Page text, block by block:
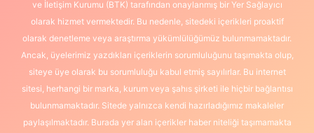
ve İletişim Kurumu (BTK) tarafından onaylanmış bir Yer Sağlayıcı
olarak hizmet vermektedir. Bu nedenle, sitedeki içerikleri proaktif
olarak denetleme veya araştırma yükümlülüğümüz bulunmamaktadır.
Ancak, üyelerimiz yazdıkları içeriklerin sorumluluğunu taşımakta olup,
siteye üye olarak bu sorumluluğu kabul etmiş sayılırlar. Bu internet
sitesi, herhangi bir marka, kurum veya şahıs şirketi ile hiçbir bağlantısı
bulunmamaktadır. Sitede yalnızca kendi hazırladığımız makaleler
paylaşılmaktadır. Burada yer alan içerikler haber niteliği taşımamakta